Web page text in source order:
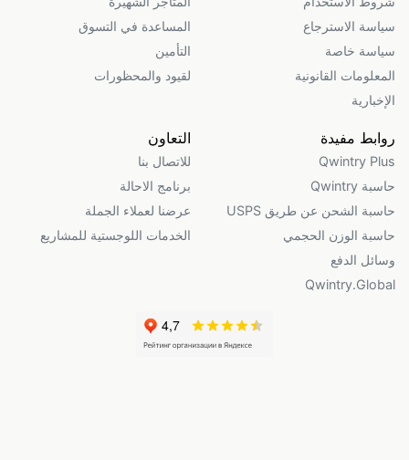
سياسة الاسترجاع
سياسة خاصة
المعلومات القانونية
الإخبارية
المساعدة في التسوق
التأمين
لقيود والمحظورات
روابط مفيدة
Qwintry Plus
حاسبة Qwintry
حاسبة الشحن عن طريق USPS
حاسبة الوزن الحجمي
وسائل الدفع
Qwintry.Global
التعاون
للاتصال بنا
برنامج الاحالة
عرضنا لعملاء الجملة
الخدمات اللوجستية للمشاريع